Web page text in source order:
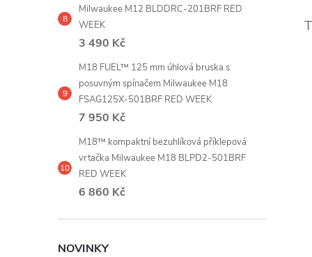
Milwaukee M12 BLDDRC-201BRF RED
WEEK
3 490 Kč
M18 FUEL™ 125 mm úhlová bruska s
posuvným spínačem Milwaukee M18
FSAG125X-501BRF RED WEEK
7 950 Kč
M18™ kompaktní bezuhlíková příklepová
vrtačka Milwaukee M18 BLPD2-501BRF
RED WEEK
6 860 Kč
NOVINKY